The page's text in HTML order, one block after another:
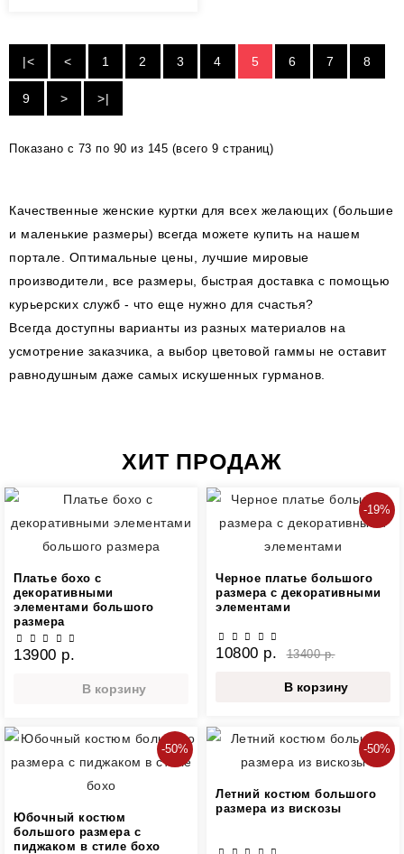
|< < 1 2 3 4 5 6 7 8
9 > >|
Показано с 73 по 90 из 145 (всего 9 страниц)
Качественные женские куртки для всех желающих (большие
и маленькие размеры) всегда можете купить на нашем
портале. Оптимальные цены, лучшие мировые
производители, все размеры, быстрая доставка с помощью
курьерских служб - что еще нужно для счастья?
Всегда доступны варианты из разных материалов на
усмотрение заказчика, а выбор цветовой гаммы не оставит
равнодушным даже самых искушенных гурманов.
ХИТ ПРОДАЖ
Платье бохо с
декоративными
элементами большого
размера
13900 р.
В корзину
-19%
Черное платье большого
размера с декоративными
элементами
10800 р. 13400 р.
В корзину
-50%
Юбочный костюм
большого размера с
пиджаком в стиле бохо
-50%
Летний костюм большого
размера из вискозы